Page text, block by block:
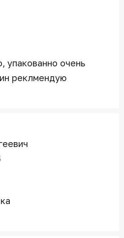
упакованно очень
реклмендую